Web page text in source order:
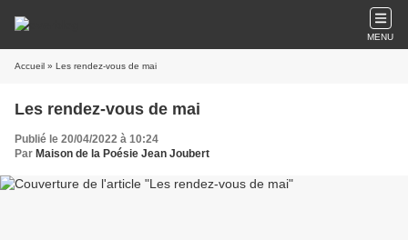
MENU
Accueil » Les rendez-vous de mai
Les rendez-vous de mai
Publié le 20/04/2022 à 10:24
Par Maison de la Poésie Jean Joubert